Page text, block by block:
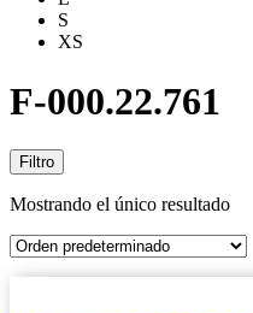
S
XS
F-000.22.761
Filtro
Mostrando el único resultado